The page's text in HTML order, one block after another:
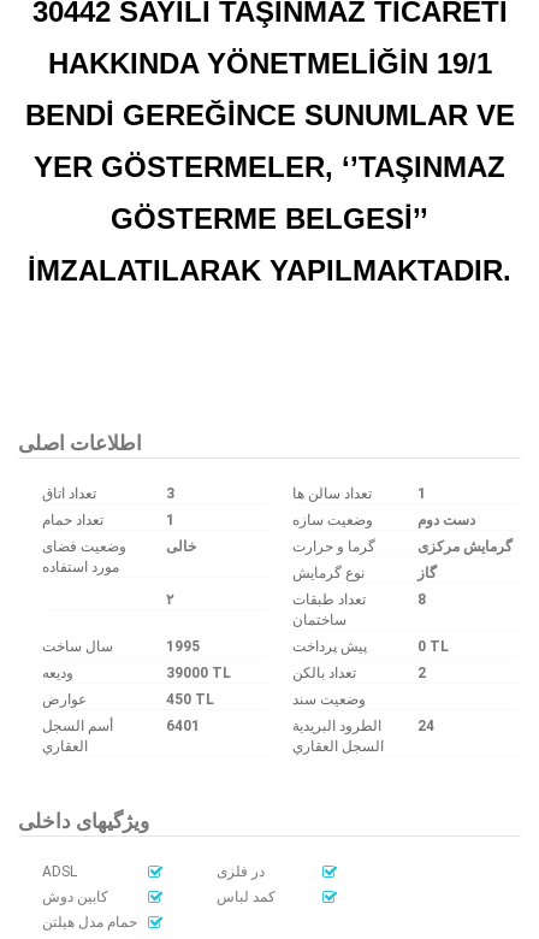
30442 SAYILI TAŞINMAZ TİCARETİ
HAKKINDA YÖNETMELİĞİN 19/1
BENDİ GEREĞİNCE SUNUMLAR VE
YER GÖSTERMELER, ‘’TAŞINMAZ
GÖSTERME BELGESİ’’
İMZALATILARAK YAPILMAKTADIR.
اطلاعات اصلی
تعداد اتاق 3 تعداد سالن ها
1
تعداد حمام
1 وضعیت سازه
دست دوم
وضعیت فضای
مورد استفاده
گرما و حرارت
گرمایش مرکزی
نوع گرمایش
گاز
۲
تعداد طبقات
ساختمان
8
سال ساخت 1995 پیش پرداخت
0 TL
ودیعه
39000 TL تعداد بالکن
2
عوارض
450 TL
وضعیت سند
أسم السجل
العقاري
6401
الطرود البريدية
السجل العقاري
24
ویژگیهای داخلی
ADSL
در فلزی
کابین دوش
کمد لباس
حمام مدل هیلتن